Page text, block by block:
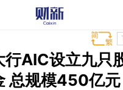
行AIC设立九只
总规模450亿元